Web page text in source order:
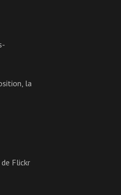
la
Flickr